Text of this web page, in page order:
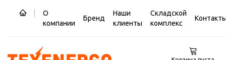
О
компании
Бренд
Наши
клиенты
Складской
комплекс